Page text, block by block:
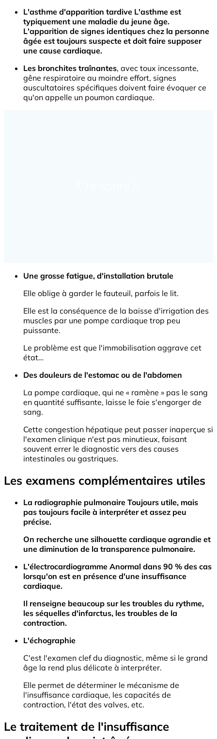
L'asthme d'apparition tardive L'asthme est
typiquement une maladie du jeune âge.
L'apparition de signes identiques chez la personne
âgée est toujours suspecte et doit faire supposer
une cause cardiaque.
Les bronchites traînantes, avec toux incessante,
gêne respiratoire au moindre effort, signes
auscultatoires spécifiques doivent faire évoquer ce
qu'on appelle un poumon cardiaque.
Une grosse fatigue, d'installation brutale
Elle oblige à garder le fauteuil, parfois le lit.
Elle est la conséquence de la baisse d'irrigation des
muscles par une pompe cardiaque trop peu
puissante.
Le problème est que l'immobilisation aggrave cet
état…
Des douleurs de l'estomac ou de l'abdomen
La pompe cardiaque, qui ne « ramène » pas le sang
en quantité suffisante, laisse le foie s'engorger de
sang.
Cette congestion hépatique peut passer inaperçue si
l'examen clinique n'est pas minutieux, faisant
souvent errer le diagnostic vers des causes
intestinales ou gastriques.
Les examens complémentaires utiles
La radiographie pulmonaire Toujours utile, mais
pas toujours facile à interpréter et assez peu
précise.
On recherche une silhouette cardiaque agrandie et
une diminution de la transparence pulmonaire.
L'électrocardiogramme Anormal dans 90 % des cas
lorsqu'on est en présence d'une insuffisance
cardiaque.
Il renseigne beaucoup sur les troubles du rythme,
les séquelles d'infarctus, les troubles de la
contraction.
L'échographie
C'est l'examen clef du diagnostic, même si le grand
âge la rend plus délicate à interpréter.
Elle permet de déterminer le mécanisme de
l'insuffisance cardiaque, les capacités de
contraction, l'état des valves, etc.
Le traitement de l'insuffisance